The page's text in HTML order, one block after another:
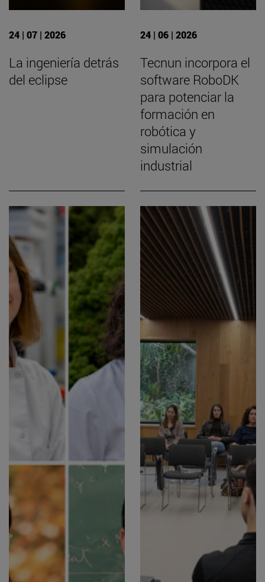
24 | 07 | 2026
La ingeniería detrás
del eclipse
24 | 06 | 2026
Tecnun incorpora el
software RoboDK
para potenciar la
formación en
robótica y
simulación
industrial